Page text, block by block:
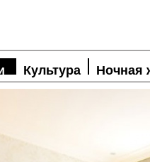
Культура Ночная